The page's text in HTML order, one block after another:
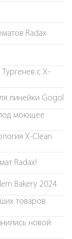
Radax
с X-
линейки Gogol
моющее
X-Clean
Radax!
Bakery 2024
товаров
новой